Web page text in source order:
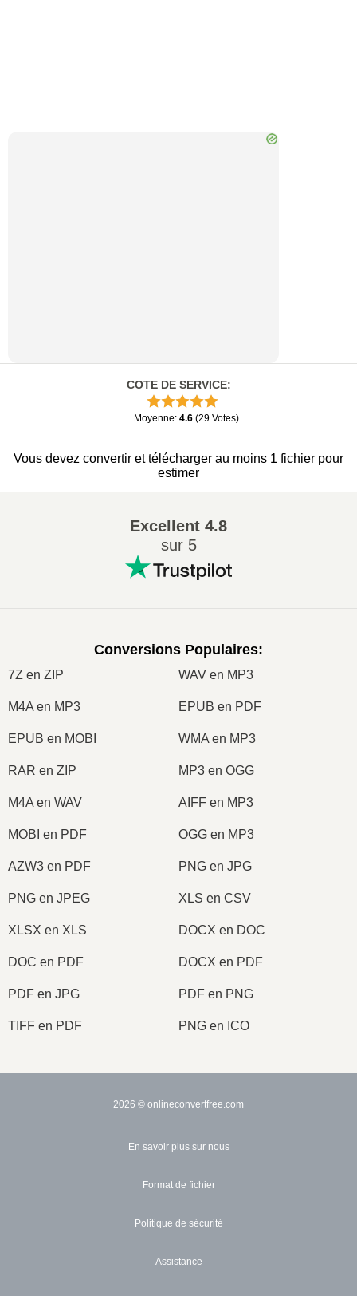
COTE DE SERVICE:
Moyenne: 4.6 (29 Votes)
Vous devez convertir et télécharger au moins 1 fichier pour
estimer
Excellent 4.8
sur 5
Conversions Populaires:
7Z en ZIP WAV en MP3
M4A en MP3 EPUB en PDF
EPUB en MOBI WMA en MP3
RAR en ZIP MP3 en OGG
M4A en WAV AIFF en MP3
MOBI en PDF OGG en MP3
AZW3 en PDF PNG en JPG
PNG en JPEG XLS en CSV
XLSX en XLS DOCX en DOC
DOC en PDF DOCX en PDF
PDF en JPG PDF en PNG
TIFF en PDF PNG en ICO
2026 © onlineconvertfree.com
En savoir plus sur nous
Format de fichier
Politique de sécurité
Assistance